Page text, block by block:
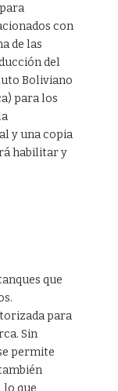
con
de las
del
Boliviano
para los
y una copia
habilitar y
que
para
Sin
permite
lo que